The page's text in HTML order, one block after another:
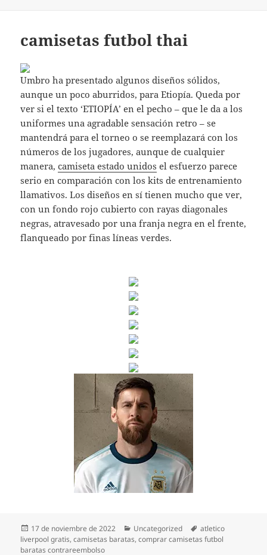
camisetas futbol thai
Umbro ha presentado algunos diseños sólidos,
aunque un poco aburridos, para Etiopía. Queda por
ver si el texto ‘ETIOPÍA’ en el pecho – que le da a los
uniformes una agradable sensación retro – se
mantendrá para el torneo o se reemplazará con los
números de los jugadores, aunque de cualquier
manera,camiseta estado unidos el esfuerzo parece
serio en comparación con los kits de entrenamiento
llamativos. Los diseños en sí tienen mucho que ver,
con un fondo rojo cubierto con rayas diagonales
negras, atravesado por una franja negra en el frente,
flanqueado por finas líneas verdes.
Publicado
el
17 de noviembre de 2022 Categorías
Uncategorized Etiquetas
atletico
liverpool gratis,camisetas baratas,comprar camisetas futbol
baratas contrareembolso